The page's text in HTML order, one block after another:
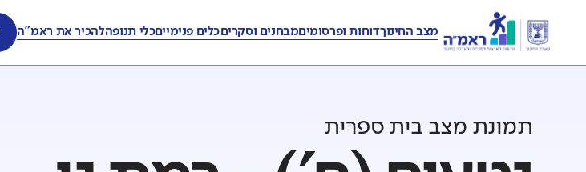
מצב החינוךדוחות ופרסומיםמבחנים וסקריםכלים פנימייםכלי תנופהלהכיר את ראמ"ה
תמונת מצב בית ספרית